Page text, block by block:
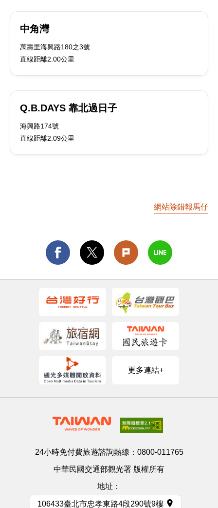
中角灣
萬壽里海興路180之3號
直線距離2.00公里
Q.B.DAYS 靠北過日子
海興路174號
直線距離2.09公里
網站除錯報馬仔
更多連結+
24小時免付費旅遊諮詢熱線： 0800-011765
中華民國交通部觀光署 版權所有
地址：
106433臺北市忠孝東路4段290號9樓